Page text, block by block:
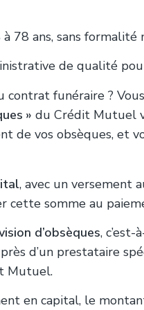
78 ans, sans
de qualité
funéraire ? Vous
» du Crédit Mutuel
de vos obsèques, et
, avec un versement
cette somme au
d’obsèques,
d’un prestataire
Mutuel.
en capital, le